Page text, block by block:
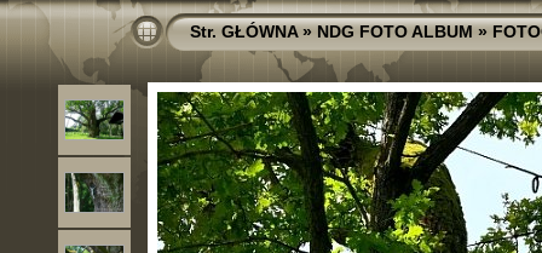
Str. GŁÓWNA»NDG FOTO ALBUM»